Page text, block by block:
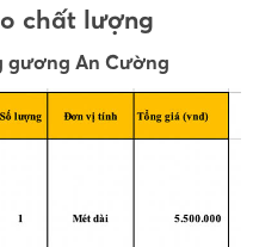
chất lượng
gương An Cường